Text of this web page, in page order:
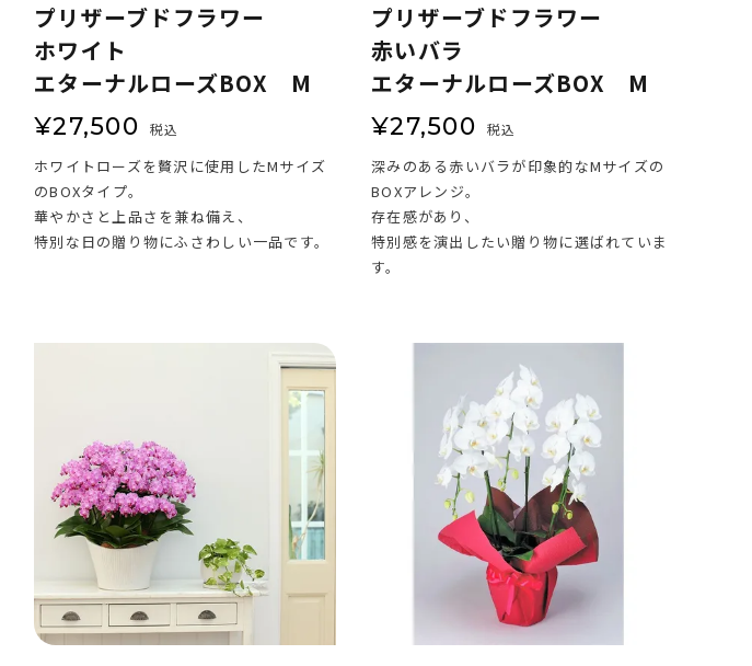
プリザーブドフラワー
ホワイト
エターナルローズBOX M
¥27,500 税込
ホワイトローズを贅沢に使用したMサイズ
のBOXタイプ。
華やかさと上品さを兼ね備え、
特別な日の贈り物にふさわしい一品です。
プリザーブドフラワー
赤いバラ
エターナルローズBOX M
¥27,500 税込
深みのある赤いバラが印象的なMサイズの
BOXアレンジ。
存在感があり、
特別感を演出したい贈り物に選ばれていま
す。